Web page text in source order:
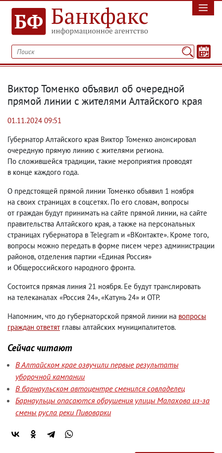
Виктор Томенко объявил об очередной
прямой линии с жителями Алтайского края
01.11.2024 09:51
Губернатор Алтайского края Виктор Томенко анонсировал
очередную прямую линию с жителями региона.
По сложившейся традиции, такие мероприятия проводят
в конце каждого года.
О предстоящей прямой линии Томенко объявил 1 ноября
на своих страницах в соцсетях. По его словам, вопросы
от граждан будут принимать на сайте прямой линии, на сайте
правительства Алтайского края, а также на персональных
страницах губернатора в Telegram и «ВКонтакте». Кроме того,
вопросы можно передать в форме писем через администрации
районов, отделения партии «Единая Россия»
и Общероссийского народного фронта.
Состоится прямая линия 21 ноября. Ее будут транслировать
на телеканалах «Россия 24», «Катунь 24» и ОТР.
Напомним, что до губернаторской прямой линии на вопросы
граждан ответят главы алтайских муниципалитетов.
Сейчас читают
В Алтайском крае озвучили первые результаты
уборочной кампании
В барнаульском автоцентре сменился совладелец
Барнаульцы опасаются обрушения улицы Малахова из-за
смены русла реки Пивоварки